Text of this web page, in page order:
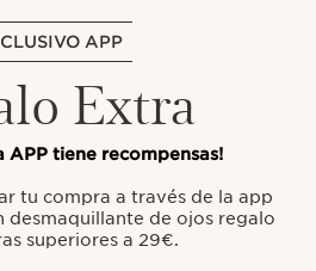
APP
Extra
APP tiene recompensas!
tu compra a través de la app
desmaquillante de ojos regalo
superiores a 29€.